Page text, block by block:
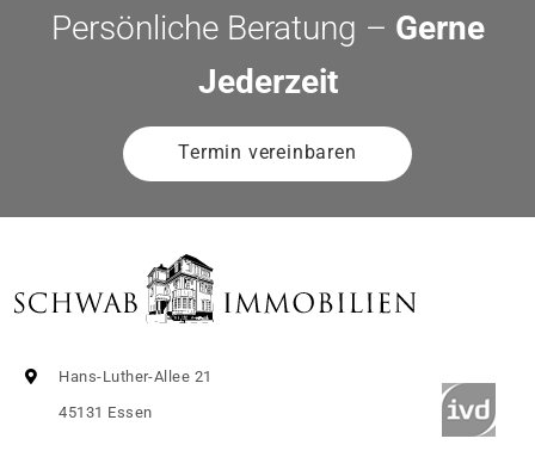
Persönliche Beratung – Gerne
Jederzeit
Termin vereinbaren
Hans-Luther-Allee 21
45131 Essen